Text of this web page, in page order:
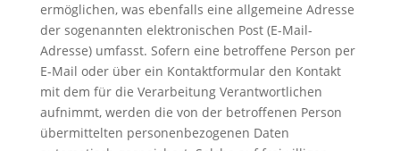
ermöglichen, was ebenfalls eine allgemeine Adresse
der sogenannten elektronischen Post (E-Mail-
Adresse) umfasst. Sofern eine betroffene Person per
E-Mail oder über ein Kontaktformular den Kontakt
mit dem für die Verarbeitung Verantwortlichen
aufnimmt, werden die von der betroffenen Person
übermittelten personenbezogenen Daten